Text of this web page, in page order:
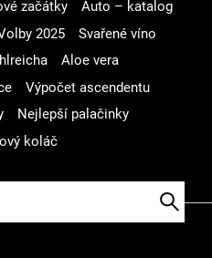
začátky
Auto – katalog
2025
Svařené víno
Aloe vera
Výpočet ascendentu
Nejlepší palačinky
koláč